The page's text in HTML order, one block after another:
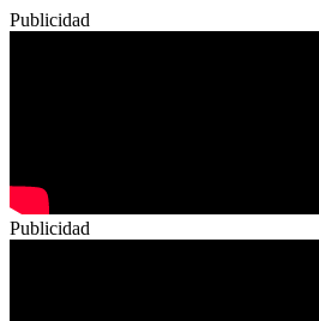
Publicidad
Publicidad